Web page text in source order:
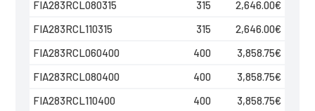
FIA283RCL080315
315 2,646.00€
FIA283RCL110315
315 2,646.00€
FIA283RCL060400
400 3,858.75€
FIA283RCL080400
400 3,858.75€
FIA283RCL110400
400 3,858.75€